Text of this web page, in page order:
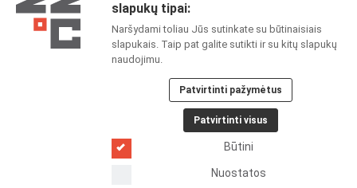
Perskaičiau ir sutinku su 22CPrivatumo politika
22C SOCIALINIUOSE TINKLUOSE:
slapukų tipai:
Naršydami toliau Jūs sutinkate su būtinaisiais
slapukais. Taip pat galite sutikti ir su kitų slapukų
naudojimu.
Patvirtinti pažymėtus
Patvirtinti visus
Būtini
Nuostatos